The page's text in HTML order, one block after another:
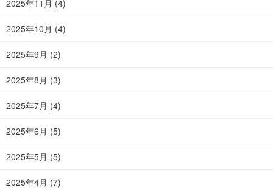
2025年11月 (4)
2025年10月 (4)
2025年9月 (2)
2025年8月 (3)
2025年7月 (4)
2025年6月 (5)
2025年5月 (5)
2025年4月 (7)